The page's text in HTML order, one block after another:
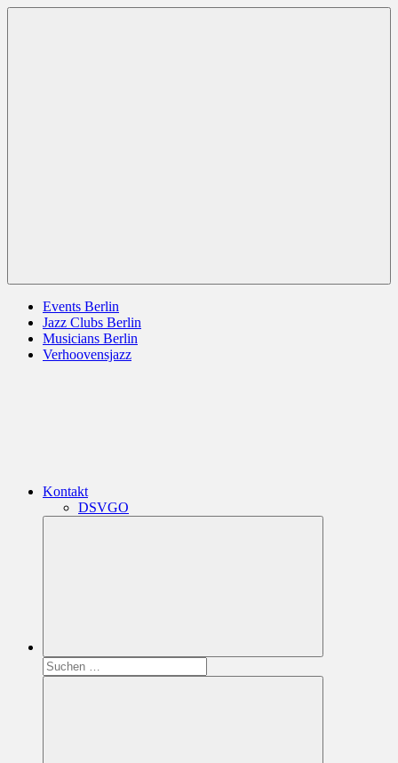
Zum
Events Berlin
Jazz Clubs Berlin
Musicians Berlin
Verhoovensjazz
Kontakt
DSVGO
Suchen
nach: